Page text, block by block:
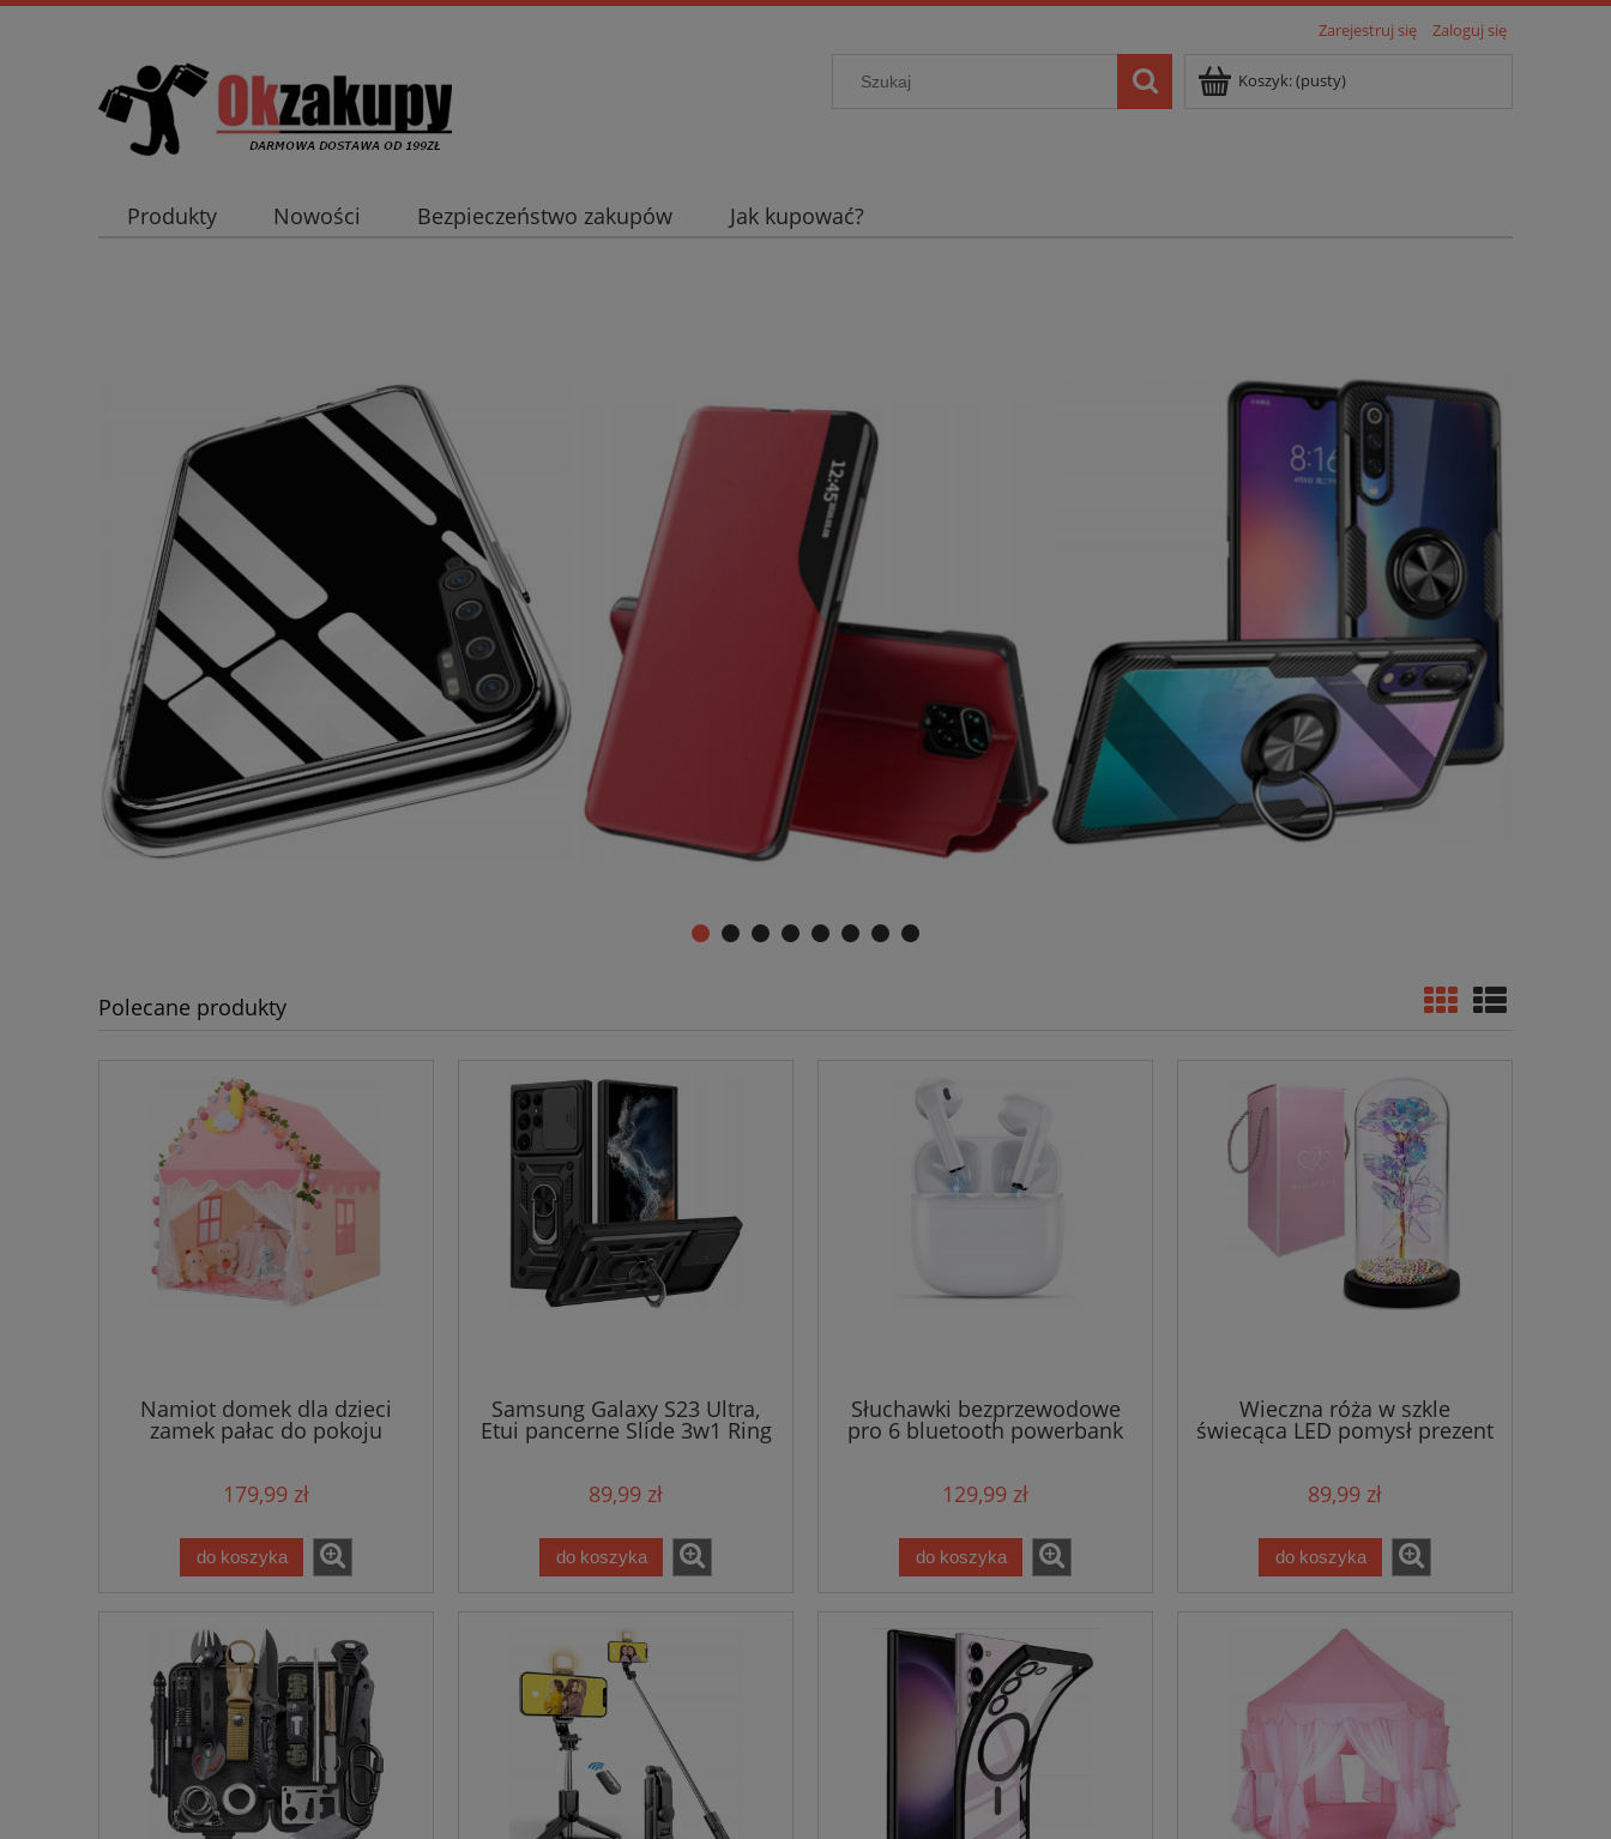
Zarejestruj się Zaloguj się
Koszyk:(pusty)
Produkty Nowości Bezpieczeństwo zakupów Jak kupować?
Polecane produkty
Namiot domek dla dzieci
zamek pałac do pokoju
ogrodu domu + lampki LED
179,99 zł
do koszyka
Samsung Galaxy S23 Ultra,
Etui pancerne Slide 3w1 Ring
89,99 zł
do koszyka
Słuchawki bezprzewodowe
pro 6 bluetooth powerbank
129,99 zł
do koszyka
Wieczna róża w szkle
świecąca LED pomysł prezent
na dzień kobiet
89,99 zł
do koszyka